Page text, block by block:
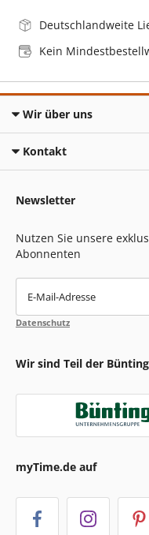
Deutschlandweite
Kein
Wir über uns
Kontakt
Newsletter
Nutzen Sie unsere
Abonnenten
E-Mail-Adresse
Datenschutz
Wir sind Teil der
myTime.de auf